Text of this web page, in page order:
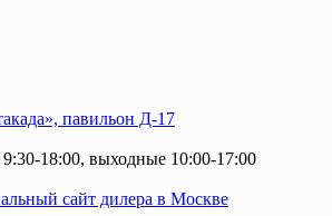
павильон Д-17
18:00, выходные 10:00-17:00